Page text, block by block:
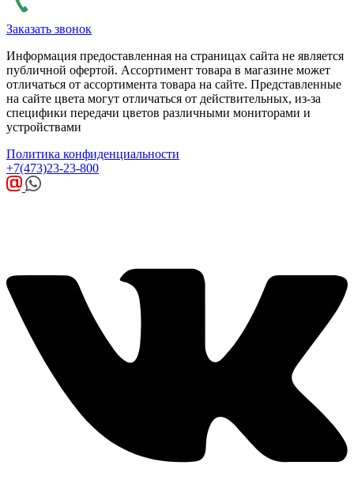
Заказать звонок
Информация предоставленная на страницах сайта не является
публичной офертой. Ассортимент товара в магазине может
отличаться от ассортимента товара на сайте. Представленные
на сайте цвета могут отличаться от действительных, из-за
специфики передачи цветов различными мониторами и
устройствами
Политика конфиденциальности
+7(473)23-23-800